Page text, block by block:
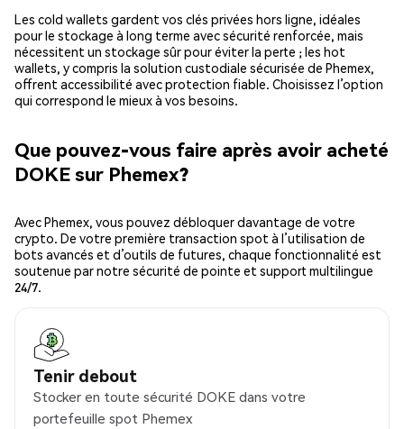
Les cold wallets gardent vos clés privées hors ligne, idéales
pour le stockage à long terme avec sécurité renforcée, mais
nécessitent un stockage sûr pour éviter la perte ; les hot
wallets, y compris la solution custodiale sécurisée de Phemex,
offrent accessibilité avec protection fiable. Choisissez l’option
qui correspond le mieux à vos besoins.
Que pouvez-vous faire après avoir acheté
DOKE sur Phemex?
Avec Phemex, vous pouvez débloquer davantage de votre
crypto. De votre première transaction spot à l’utilisation de
bots avancés et d’outils de futures, chaque fonctionnalité est
soutenue par notre sécurité de pointe et support multilingue
24/7.
Tenir debout
Stocker en toute sécurité DOKE dans votre
portefeuille spot Phemex